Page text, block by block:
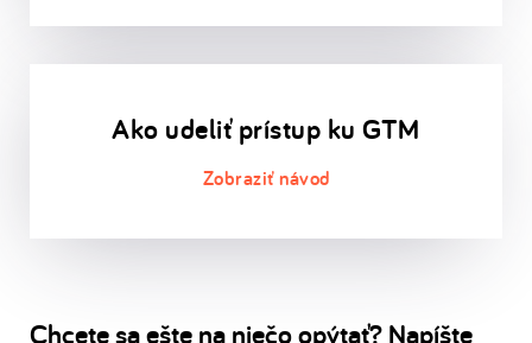
Ako udeliť prístup ku GTM
Chcete sa ešte na niečo opýtať? Napíšte